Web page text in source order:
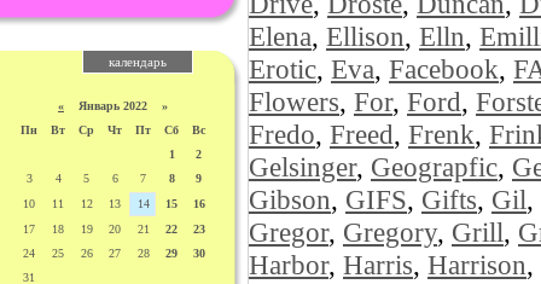
календарь
« Январь 2022 »
Пн
Вт Ср Чт Пт Сб
Вс
1
2
3
4 5 6 7 8
9
10
11 12 13 14 15
16
17
18 19 20 21 22
23
24
25 26 27 28 29
30
31
Elena, Ellison, Elln,
Erotic, Eva, Facebook,
Flowers, For, Ford,
Fredo, Freed, Frenk,
Gelsinger, Geograpfic,
Gibson, GIFS, Gifts, Gil,
Gregor, Gregory, Grill,
Harbor, Harris, Harrison,